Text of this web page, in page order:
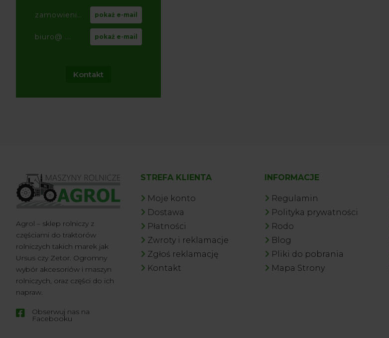
zamowienia@ ... pokaż e-mail
biuro@ ... pokaż e-mail
Kontakt
Agrol – sklep rolniczy z
częściami do traktorów
rolniczych takich marek jak
Ursus czy Zetor. Ogromny
wybór akcesoriów i maszyn
rolniczych, oraz części do ich
napraw.
 Obserwuj nas na
Facebooku
STREFA KLIENTA
Moje konto
Dostawa
Płatności
Zwroty i reklamacje
Zgłoś reklamację
Kontakt
INFORMACJE
Regulamin
Polityka prywatności
Rodo
Blog
Pliki do pobrania
Mapa Strony